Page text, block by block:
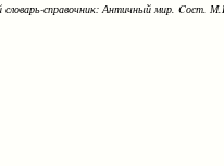
словарь-справочник: Античный мир.